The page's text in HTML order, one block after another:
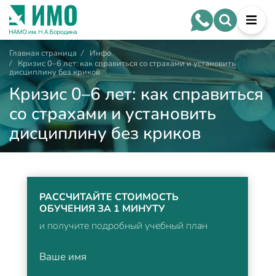
Главная страница /
Инфо
/
Кризис 0–6 лет: как справиться со страхами и установить
дисциплину без криков
Кризис 0–6 лет: как справиться
со страхами и установить
дисциплину без криков
РАССЧИТАЙТЕ СТОИМОСТЬ
ОБУЧЕНИЯ ЗА 1 МИНУТУ
и получите подробный учебный план
Ваше имя